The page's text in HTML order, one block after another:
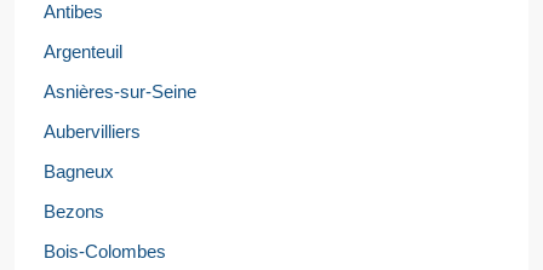
Antibes
Argenteuil
Asnières-sur-Seine
Aubervilliers
Bagneux
Bezons
Bois-Colombes